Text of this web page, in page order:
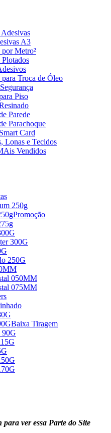
A3
Metro²
Troca de Óleo
Piso
Parede
Parachoque
Card
Lonas e Tecidos
Vendidos
250g
Promoção
300G
250G
050MM
075MM
Baixa Tiragem
90G
para ver essa Parte do Site